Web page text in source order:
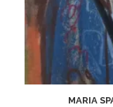
MARIA